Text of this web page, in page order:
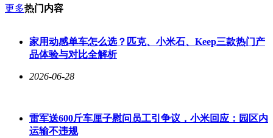
多位车主从不同维度肯定了小米YU7 GT的综合表现。有人称
实用性，更有车主表示这是一款"能通勤、能远行、能跑山"的
全能车型。面对这些真实评价，雷军在社交平台回应："听听
首批车主怎么说"，引发网友热烈讨论。
更多热门内容
家用动感单车怎么选？匹克、小米石、Keep三款热门产
品体验与对比全解析
2026-06-28
雷军送600斤车厘子慰问员工引争议，小米回应：园区内
运输不违规